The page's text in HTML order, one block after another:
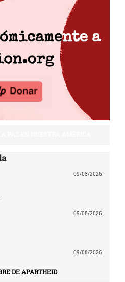
09/08/2026
09/08/2026
09/08/2026
DE APARTHEID